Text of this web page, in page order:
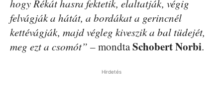
hogy Rékát hasra fektetik, elaltatják, végig
felvágják a hátát, a bordákat a gerincnél
kettévágják, majd végleg kiveszik a bal tüdejét,
meg ezt a csomót” – mondtaSchobert Norbi.
Hirdetés